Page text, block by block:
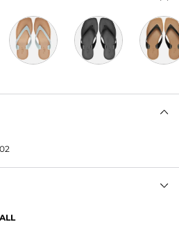
marrom lisa com contorno em